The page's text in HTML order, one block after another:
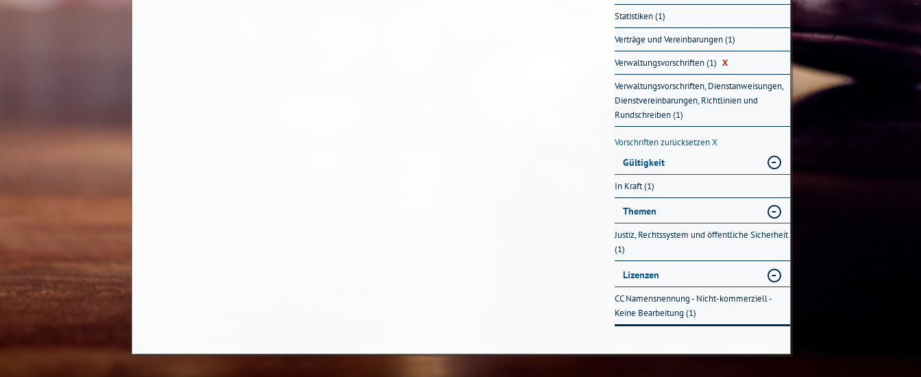
Statistiken (1)
Verträge und Vereinbarungen (1)
Verwaltungsvorschriften (1) X
Verwaltungsvorschriften, Dienstanweisungen,
Dienstvereinbarungen, Richtlinien und
Rundschreiben (1)
Vorschriften zurücksetzenX
Gültigkeit
In Kraft (1)
Themen
Justiz, Rechtssystem und öffentliche Sicherheit
(1)
Lizenzen
CC Namensnennung - Nicht-kommerziell -
Keine Bearbeitung (1)